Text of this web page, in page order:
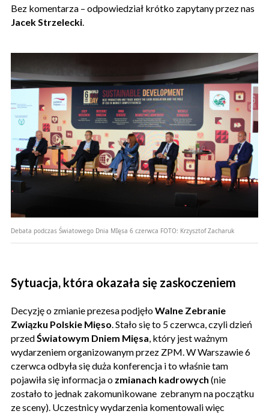
Bez komentarza – odpowiedział krótko zapytany przez nas
Jacek Strzelecki
Debata podczas Światowego Dnia MIęsa 6 czerwca FOTO: Krzysztof Zacharuk
Sytuacja, która okazała się zaskoczeniem
Decyzję o zmianie prezesa podjęłoWalne Zebranie
Związku Polskie Mięso. Stało się to 5 czerwca, czyli dzień
przedŚwiatowym Dniem Mięsa, który jest ważnym
wydarzeniem organizowanym przez ZPM. W Warszawie 6
czerwca odbyła się duża konferencja i to właśnie tam
pojawiła się informacja o zmianach kadrowych (nie
zostało to jednak zakomunikowane zebranym na początku
ze sceny). Uczestnicy wydarzenia komentowali więc